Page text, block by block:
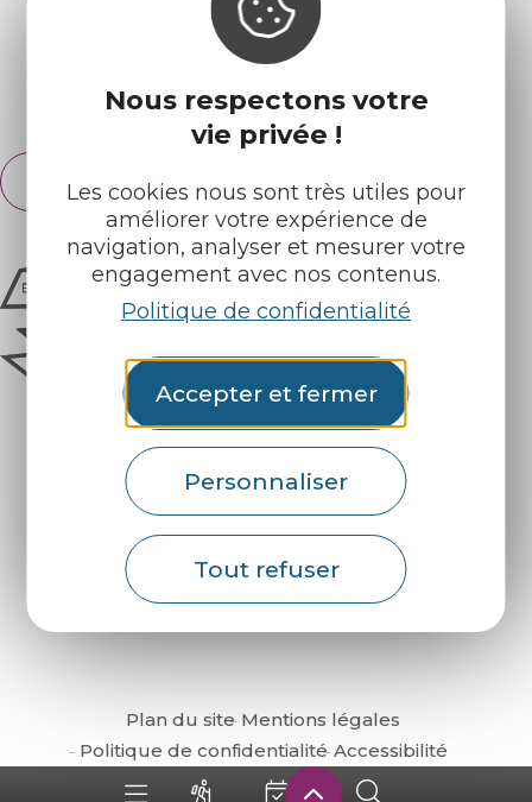
Nous respectons votre
vie privée !
Les cookies nous sont très utiles pour
améliorer votre expérience de
navigation, analyser et mesurer votre
engagement avec nos contenus.
Politique de confidentialité
Accepter et fermer
Personnaliser
Tout refuser
Retrouvez-nous sur :
Espace pro Partenaires
Français
English
Plan du site Mentions légales
Politique de confidentialité Accessibilité